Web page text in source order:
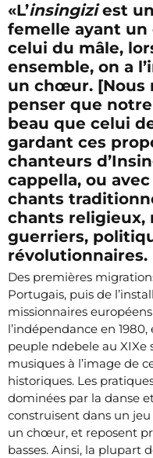
«L’insingiziest
femelle ayant
celui du mâle,
ensemble, on a
un chœur. [Nous
penser que
beau que celui
gardant ces
chanteurs
cappella, ou
chants
chants religieux,
guerriers,
révolutionnaires.
Des premières
Portugais, puis de
missionnaires européens
l’indépendance en
peuple ndebele au XIXe
musiques à l’image de
historiques. Les
dominées par la danse
construisent dans un
un chœur, et reposent
basses. Ainsi, la plupart